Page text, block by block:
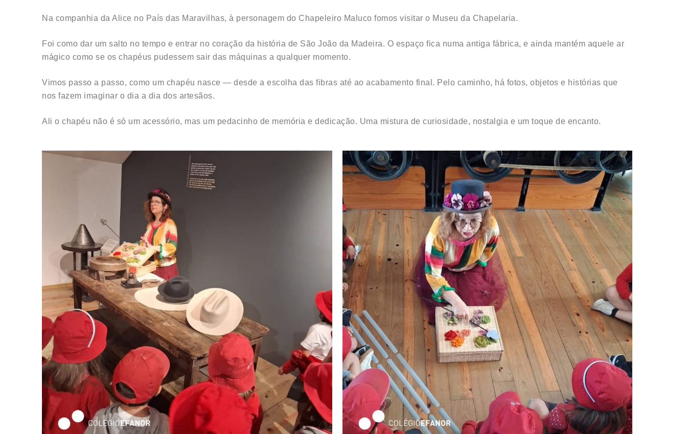
Na companhia da Alice no País das Maravilhas, à personagem do Chapeleiro Maluco fomos visitar o Museu da Chapelaria.
Foi como dar um salto no tempo e entrar no coração da história de São João da Madeira. O espaço fica numa antiga fábrica, e ainda mantém aquele ar
mágico como se os chapéus pudessem sair das máquinas a qualquer momento.
Vimos passo a passo, como um chapéu nasce — desde a escolha das fibras até ao acabamento final. Pelo caminho, há fotos, objetos e histórias que
nos fazem imaginar o dia a dia dos artesãos.
Ali o chapéu não é só um acessório, mas um pedacinho de memória e dedicação. Uma mistura de curiosidade, nostalgia e um toque de encanto.